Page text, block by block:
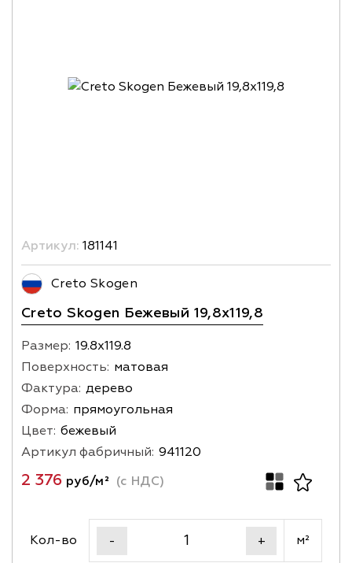
Артикул: 181141
Creto Skogen
Creto Skogen Бежевый 19,8x119,8
Размер: 19.8х119.8
Поверхность: матовая
Фактура: дерево
Форма: прямоугольная
Цвет: бежевый
Артикул фабричный: 941120
2 376 руб/м² (с НДС)
Кол-во - + м²